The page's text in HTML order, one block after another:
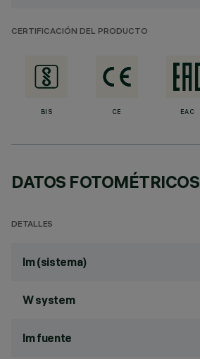
CERTIFICACIÓN DEL PRODUCTO
BIS CE EAC
DATOS FOTOMÉTRICOS
DETALLES
lm (sistema)
W system
lm fuente